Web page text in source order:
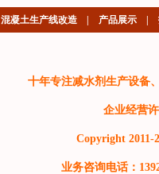
混凝土生产线改造 产品展示
十年专注减水剂生产设备
企业经营
Copyright 2011-
业务咨询电话：